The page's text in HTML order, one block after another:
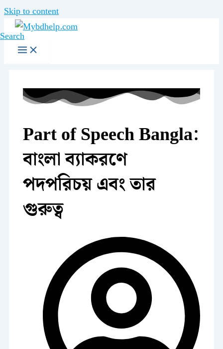
Skip to content
Search
Part of Speech Bangla:
বাংলা ব্যাকরণে
পদপরিচয় এবং তার
গুরুত্ব